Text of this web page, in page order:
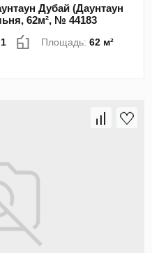
Дубай (Даунтаун
62м², № 44183
1 Площадь:62 м²